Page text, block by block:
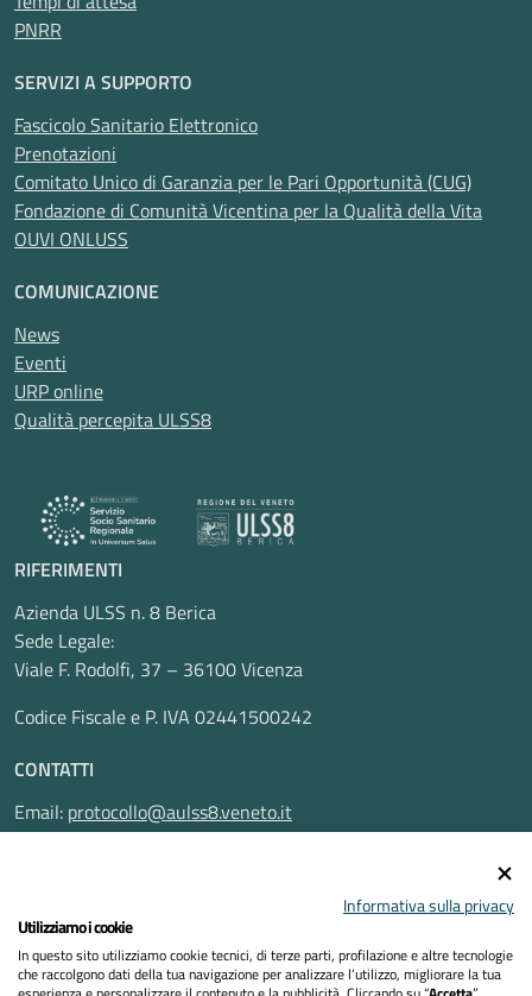
PNRR
SERVIZI A SUPPORTO
Fascicolo Sanitario Elettronico
Prenotazioni
Comitato Unico di Garanzia per le Pari Opportunità (CUG)
Fondazione di Comunità Vicentina per la Qualità della Vita
OUVI ONLUSS
COMUNICAZIONE
News
Eventi
URP online
Qualità percepita ULSS8
RIFERIMENTI
Azienda ULSS n. 8 Berica
Sede Legale:
Viale F. Rodolfi, 37 – 36100 Vicenza
Codice Fiscale e P. IVA 02441500242
CONTATTI
Email: protocollo@aulss8.veneto.it
Pec:protocollo.aulss8@pecveneto.it
Informativa sulla privacy
Utilizziamo i cookie
In questo sito utilizziamo cookie tecnici, di terze parti, profilazione e altre tecnologie
che raccolgono dati della tua navigazione per analizzare l’utilizzo, migliorare la tua